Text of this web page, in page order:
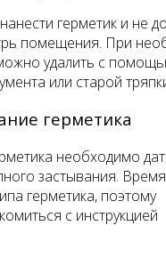
герметик и не
помещения. При
удалить с
или старой
герметика
необходимо
застывания.
герметика, поэтому
с инструкцией